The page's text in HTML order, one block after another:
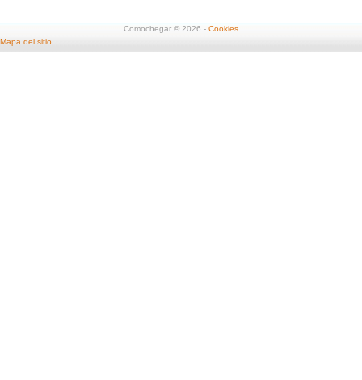
Comochegar © 2026 - Cookies
Mapa del sitio